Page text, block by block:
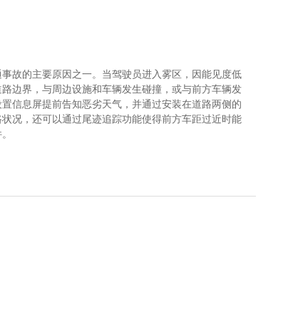
故的主要原因之一。当驾驶员进入雾区，因能见度低
边界，与周边设施和车辆发生碰撞，或与前方车辆发
信息屏提前告知恶劣天气，并通过安装在道路两侧的
况，还可以通过尾迹追踪功能使得前方车距过近时能